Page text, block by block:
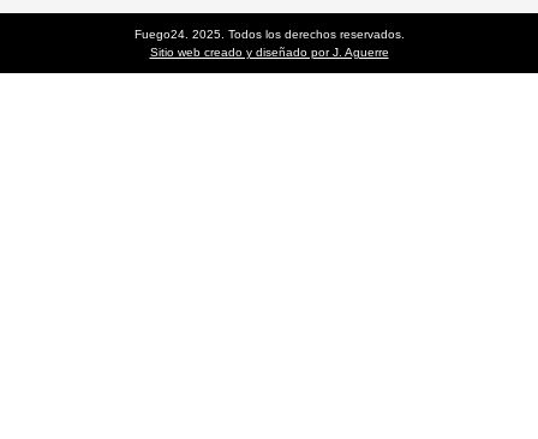
Fuego24. 2025. Todos los derechos reservados.
Sitio web creado y diseñado por J. Aguerre